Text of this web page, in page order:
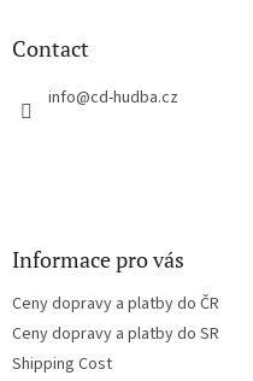
Contact
info@cd-hudba.cz
Informace pro vás
Ceny dopravy a platby do ČR
Ceny dopravy a platby do SR
Shipping Cost